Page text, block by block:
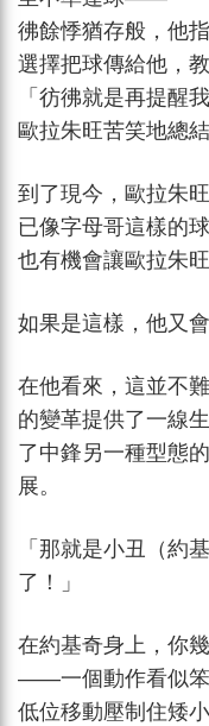
彿餘悸猶存般，他
選擇把球傳給他，
「彷彿就是再提醒
歐拉朱旺苦笑地總結
到了現今，歐拉朱
已像字母哥這樣的
也有機會讓歐拉朱
如果是這樣，他又
在他看來，這並不
的變革提供了一線
了中鋒另一種型態
展。
「那就是小丑（約
了！」
在約基奇身上，你
——一個動作看似笨
低位移動壓制住矮